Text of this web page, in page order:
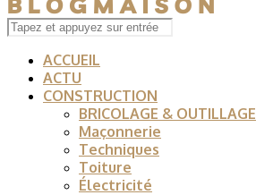
ACCUEIL
ACTU
CONSTRUCTION
BRICOLAGE & OUTILLAGE
Maçonnerie
Techniques
Toiture
Électricité